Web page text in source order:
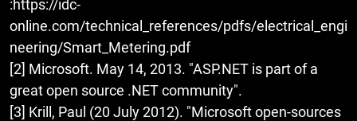
:https://idc-
online.com/technical_references/pdfs/electrical_engi
neering/Smart_Metering.pdf
[2] Microsoft. May 14, 2013. "ASP.NET is part of a
great open source .NET community".
[3] Krill, Paul (20 July 2012). "Microsoft open-sources